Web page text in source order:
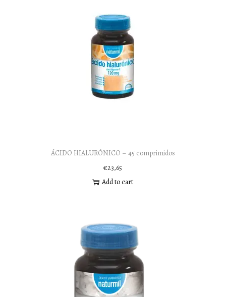
ÁCIDO HIALURÓNICO – 45 comprimidos
€23,65
Add to cart